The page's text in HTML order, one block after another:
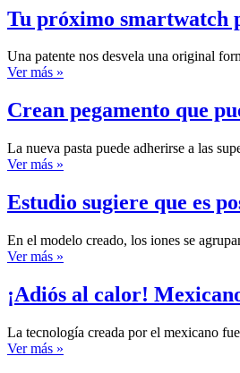
Tu próximo smartwatch
Una patente nos desvela una original
Ver más »
Crean pegamento que
La nueva pasta puede adherirse a las
Ver más »
Estudio sugiere que es
En el modelo creado, los iones se
Ver más »
¡Adiós al calor!
La tecnología creada por el mexicano
Ver más »